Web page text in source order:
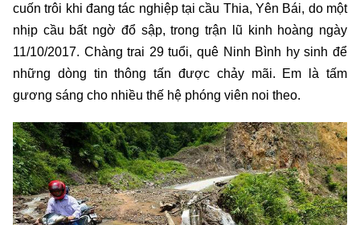
cuốn trôi khi đang tác nghiệp tại cầu Thia, Yên Bái, do một
nhịp cầu bất ngờ đổ sập, trong trận lũ kinh hoàng ngày
11/10/2017. Chàng trai 29 tuổi, quê Ninh Bình hy sinh để
những dòng tin thông tấn được chảy mãi. Em là tấm
gương sáng cho nhiều thế hệ phóng viên noi theo.